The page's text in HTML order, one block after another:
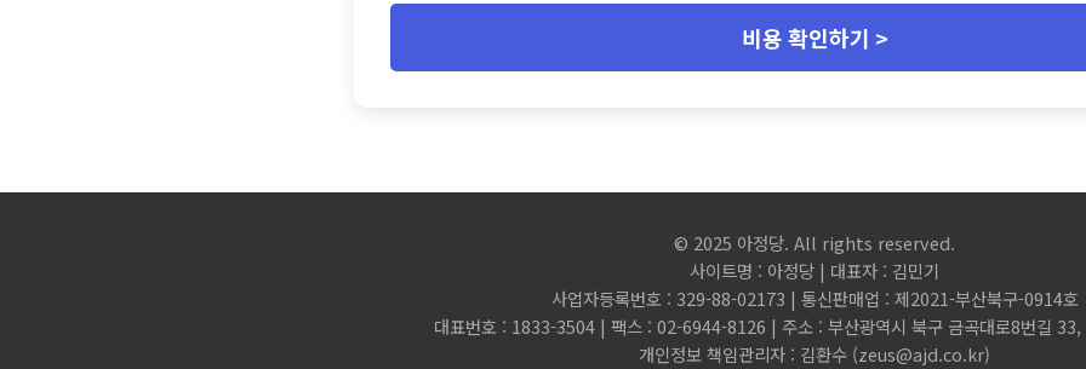
비용 확인하기 >
© 2025 아정당. All rights reserved.
사이트명 : 아정당 | 대표자 : 김민기
사업자등록번호 : 329-88-02173 | 통신판매업 : 제2021-부산북구-0914호
대표번호 : 1833-3504 | 팩스 : 02-6944-8126 | 주소 : 부산광역시 북구 금곡대로8번길 33,
개인정보 책임관리자 : 김환수 (zeus@ajd.co.kr)